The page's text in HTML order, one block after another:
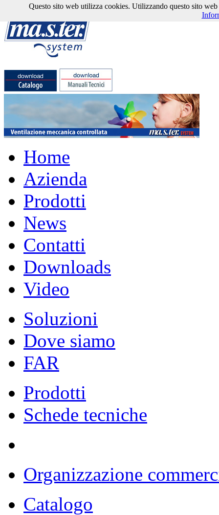
Home
Azienda
Prodotti
News
Contatti
Downloads
Video
Soluzioni
Dove siamo
FAR
Prodotti
Schede tecniche
Organizzazione
Catalogo
Questo sito web utilizza cookies. Utilizzando questo sito